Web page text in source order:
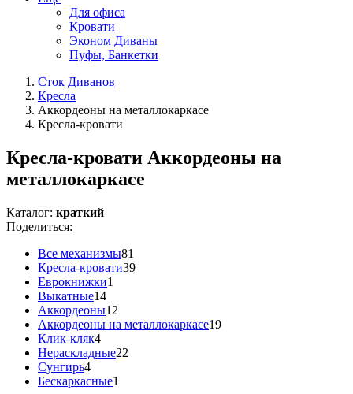
Для офиса
Кровати
Эконом Диваны
Пуфы, Банкетки
Сток Диванов
Кресла
Аккордеоны на металлокаркасе
Кресла-кровати
Кресла-кровати Аккордеоны на
металлокаркасе
Каталог: краткий
Поделиться:
Все механизмы81
Кресла-кровати39
Еврокнижки1
Выкатные14
Аккордеоны12
Аккордеоны на металлокаркасе19
Клик-кляк4
Нераскладные22
Сунгирь4
Бескаркасные1